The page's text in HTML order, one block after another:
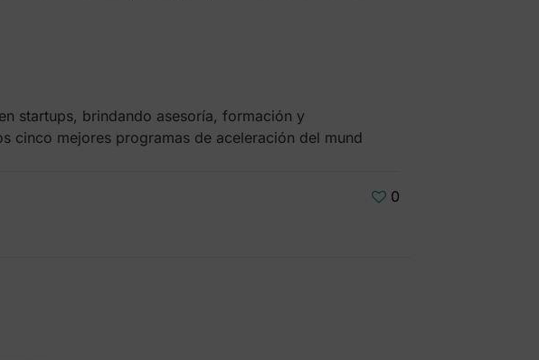
startups, brindando asesoría, formación y
cinco mejores programas de aceleración del mund
0